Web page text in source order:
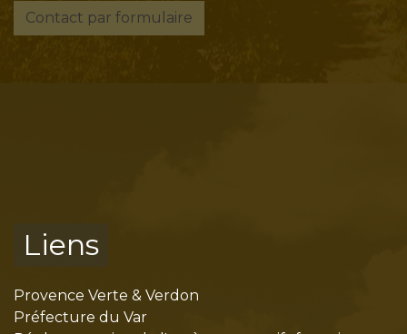
Contact par formulaire
Liens
Provence Verte & Verdon
Préfecture du Var